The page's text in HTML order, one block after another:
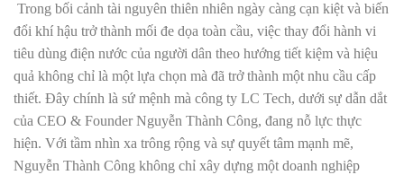
Trong bối cảnh tài nguyên thiên nhiên ngày càng cạn kiệt và biến
đổi khí hậu trở thành mối đe dọa toàn cầu, việc thay đổi hành vi
tiêu dùng điện nước của người dân theo hướng tiết kiệm và hiệu
quả không chỉ là một lựa chọn mà đã trở thành một nhu cầu cấp
thiết. Đây chính là sứ mệnh mà công ty LC Tech, dưới sự dẫn dắt
của CEO & Founder Nguyễn Thành Công, đang nỗ lực thực
hiện. Với tầm nhìn xa trông rộng và sự quyết tâm mạnh mẽ,
Nguyễn Thành Công không chỉ xây dựng một doanh nghiệp